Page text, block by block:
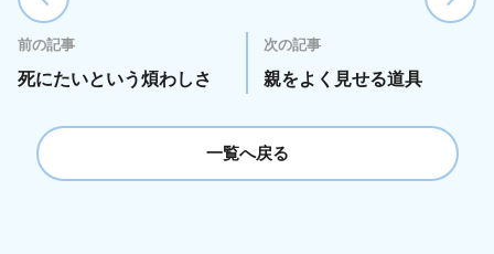
前の記事
死にたいという煩わしさ
次の記事
親をよく見せる道具
一覧へ戻る